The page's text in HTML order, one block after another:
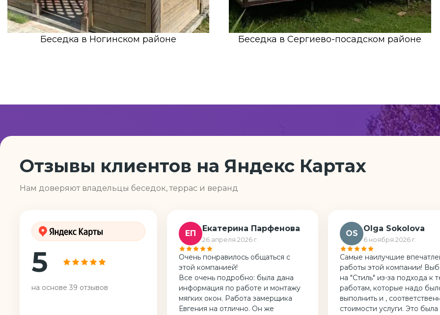
Беседка в Ногинском районе Беседка в Сергиево-посадском районе
Отзывы клиентов на Яндекс Картах
Нам доверяют владельцы беседок, террас и веранд
5
на основе 39 отзывов
ЕП
Екатерина Парфенова
26 апреля 2026 г.
Очень понравилось общаться с
этой компанией!
Все очень подробно: была дана
информация по работе и монтажу
мягких окон. Работа замерщика
Евгения на отлично. Он же
OS
Olga Sokolova
6 ноября 2026 г.
Самые наилучшие
работы этой компании!
на "Стиль" из-за подхода к
работам, которые надо
выполнить и ,
стоимости услуги. Это была